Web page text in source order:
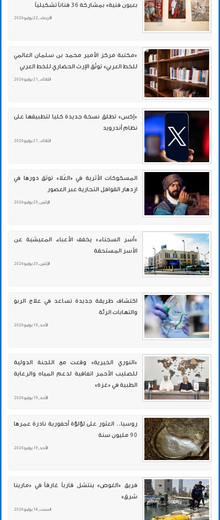
بعيون فنية» بمشاركة 36 فناناً تشكيلياً
الأربعاء , 22 يوليو 2026
«مكتبة مركز الأمير محمد بن سلمان العالمي
للخط العربي» توثّق الإرث الحضاري للخط العربي
الثلاثاء , 21 يوليو 2026
«إكس» تطلق نسخة جديدة كليا لتطبيقها على
نظام أندرويد
الثلاثاء , 21 يوليو 2026
المسكوكات الأثرية في «العُلا» توثق دورها في
ازدهار القوافل التجارية عبر العصور
الإثنين , 20 يوليو 2026
«أسر السجناء» يخفف الأعباء المعيشية عن
الأسر المستحقة
الإثنين , 20 يوليو 2026
اكتشاف طريقة جديدة تساعد في علاج الربو
والتهابات الرئة
الأحد , 19 يوليو 2026
«النوري الخيرية» وقعت مع اللجنة الدولية
للصليب الأحمر اتفاقية لدعم المياه والرعاية
الطبية في «غزة»
الأحد , 19 يوليو 2026
روسيا.. العثور على لؤلؤة أحفورية نادرة عمرها
90 مليون سنة
الأحد , 19 يوليو 2026
فريق «الغوص» ينتشل قارباً غارقاً في «مارينا
شرق»
السبت , 18 يوليو 2026